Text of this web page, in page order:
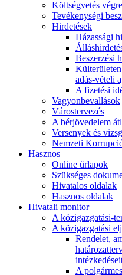
Költségvetés
Tevékenységi
Hirdetések
Házassági
Beszerzési
adás-vételi
A fizetési
Vagyonbevallások
Várostervezés
A bérjövedelem
Versenyek és
Nemzeti
Hasznos
Online űrlapok
Szükséges
Hivatalos oldalak
Hasznos oldalak
Hivatali monitor
A közigazgatási-
A közigazgatási
Rendelet,
A